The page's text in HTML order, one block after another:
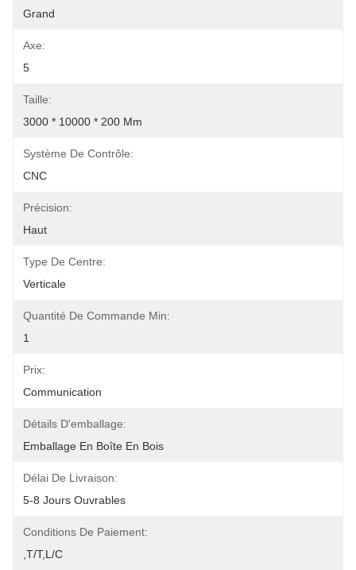
Grand
Axe:
5
Taille:
3000 * 10000 * 200 Mm
Système De Contrôle:
CNC
Précision:
Haut
Type De Centre:
Verticale
Quantité De Commande Min:
1
Prix:
Communication
Détails D'emballage:
Emballage En Boîte En Bois
Délai De Livraison:
5-8 Jours Ouvrables
Conditions De Paiement:
,T/T,L/C